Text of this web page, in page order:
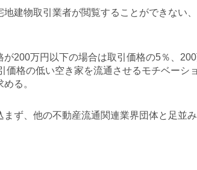
建物取引業者が閲覧することができない
200万円以下の場合は取引価格の5％、
格の低い空き家を流通させるモチベーシ
る。
ず、他の不動産流通関連業界団体と足並